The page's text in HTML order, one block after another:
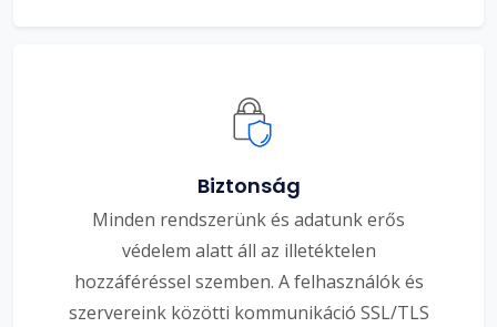
Biztonság
Minden rendszerünk és adatunk erős
védelem alatt áll az illetéktelen
hozzáféréssel szemben. A felhasználók és
szervereink közötti kommunikáció SSL/TLS